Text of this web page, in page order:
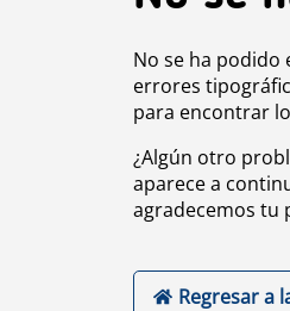
No se ha podido
errores
para encontrar
¿Algún otro
aparece a
agradecemos tu
Regresar a